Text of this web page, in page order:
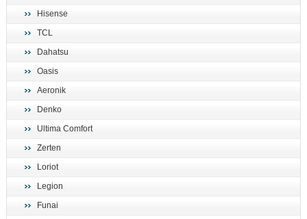
Hisense
TCL
Dahatsu
Oasis
Aeronik
Denko
Ultima Comfort
Zerten
Loriot
Legion
Funai